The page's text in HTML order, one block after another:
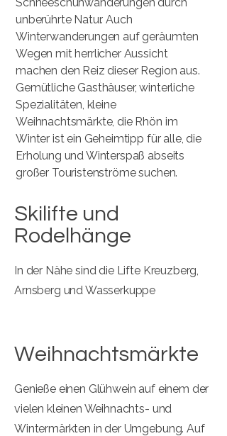
unberührte Natur. Auch
Winterwanderungen auf geräumten
Wegen mit herrlicher Aussicht
machen den Reiz dieser Region aus.
Gemütliche Gasthäuser, winterliche
Spezialitäten, kleine
Weihnachtsmärkte, die Rhön im
Winter ist ein Geheimtipp für alle, die
Erholung und Winterspaß abseits
großer Touristenströme suchen.
Skilifte und
Rodelhänge
In der Nähe sind die Lifte Kreuzberg,
Arnsberg und Wasserkuppe
Weihnachtsmärkte
Genieße einen Glühwein auf einem der
vielen kleinen Weihnachts- und
Wintermärkten in der Umgebung. Auf